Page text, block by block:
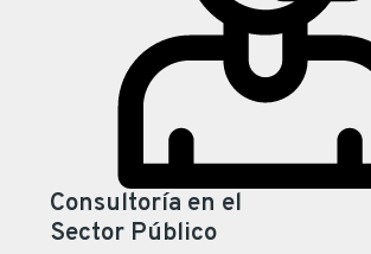
Consultoría en el
Sector Público